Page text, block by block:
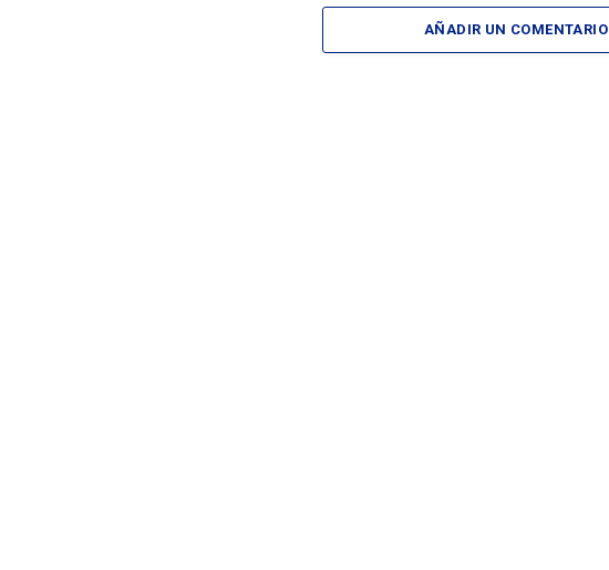
AÑADIR UN COMENTARIO